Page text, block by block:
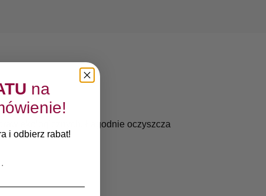
ekologicznych. Łagodnie oczyszcza
na
i odbierz rabat!